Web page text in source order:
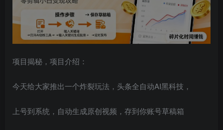
项目揭秘，项目介绍：
今天给大家推出一个炸裂玩法，头条全自动AI黑科技，
上号到系统，自动生成原创视频，存到你账号草稿箱